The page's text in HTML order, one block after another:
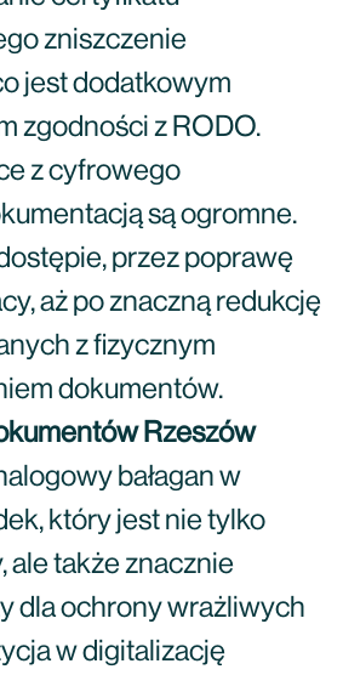
zniszczenie
jest dodatkowym
zgodności z RODO.
z cyfrowego
są ogromne.
przez poprawę
aż po znaczną redukcję
z fizycznym
dokumentów.
Rzeszów
bałagan w
który jest nie tylko
ale także znacznie
dla ochrony wrażliwych
w digitalizację